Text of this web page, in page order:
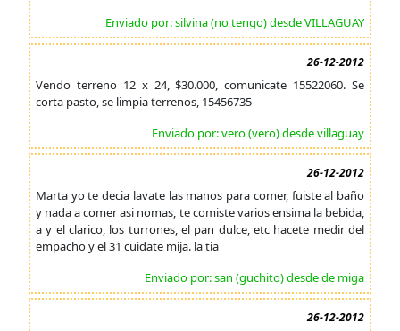
Enviado por: silvina (no tengo) desde VILLAGUAY
26-12-2012
Vendo terreno 12 x 24, $30.000, comunicate 15522060. Se
corta pasto, se limpia terrenos, 15456735
Enviado por: vero (vero) desde villaguay
26-12-2012
Marta yo te decia lavate las manos para comer, fuiste al baño
y nada a comer asi nomas, te comiste varios ensima la bebida,
a y el clarico, los turrones, el pan dulce, etc hacete medir del
empacho y el 31 cuidate mija. la tia
Enviado por: san (guchito) desde de miga
26-12-2012